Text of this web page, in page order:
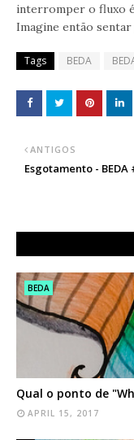
interromper o fluxo
Imagine então
Tags BEDA
ANTIGOS
Esgotamento - BEDA
BEDA
Qual o ponto de
APRIL 15, 2017